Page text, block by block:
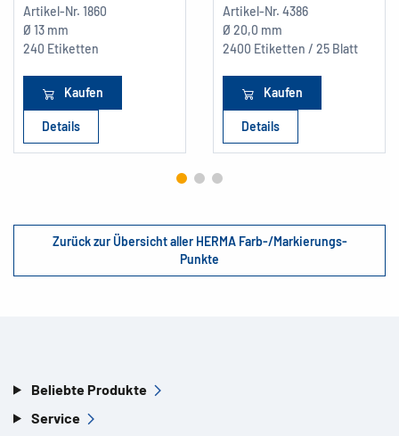
Artikel-Nr. 1860
Ø 13 mm
240 Etiketten
Kaufen
Details
Artikel-Nr. 4386
Ø 20,0 mm
2400 Etiketten / 25 Blatt
Kaufen
Details
Zurück zur Übersicht aller HERMA Farb-/Markierungs-
Punkte
Beliebte Produkte
Service